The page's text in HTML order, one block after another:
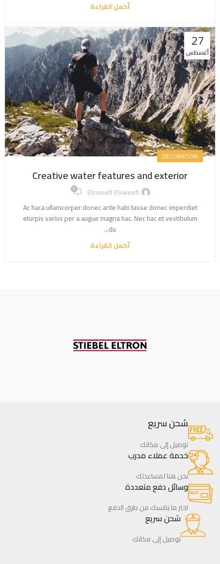
أكمل القراءة
27
أغسطس
DECORATION
Creative water features and exterior
Elsweefi Elsweefi
0
Ac haca ullamcorper donec ante habi tasse donec imperdiet
eturpis varius per a augue magna hac. Nec hac et vestibulum
du...
أكمل القراءة
شحن سريع
توصيل إلى مكانك
خدمة عملاء مدرب
نحن هنا لمساعدتك
وسائل دفع متعددة
اختر ما يناسبك من طرق الدفع
شحن سريع
توصيل إلى مكانك